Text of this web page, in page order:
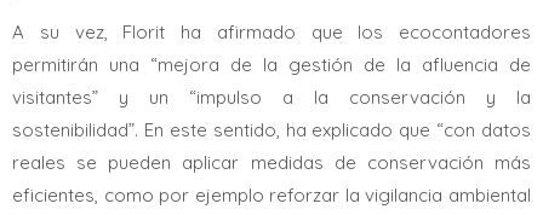
A su vez, Florit ha afirmado que los ecocontadores
permitirán una “mejora de la gestión de la afluencia de
visitantes” y un “impulso a la conservación y la
sostenibilidad”. En este sentido, ha explicado que “con datos
reales se pueden aplicar medidas de conservación más
eficientes, como por ejemplo reforzar la vigilancia ambiental